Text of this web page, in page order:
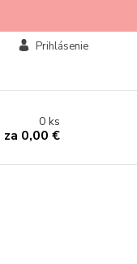
Prihlásenie
0ks
za 0,00 €